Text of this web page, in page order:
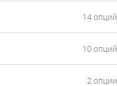
14 опций
10 опций
2 опции